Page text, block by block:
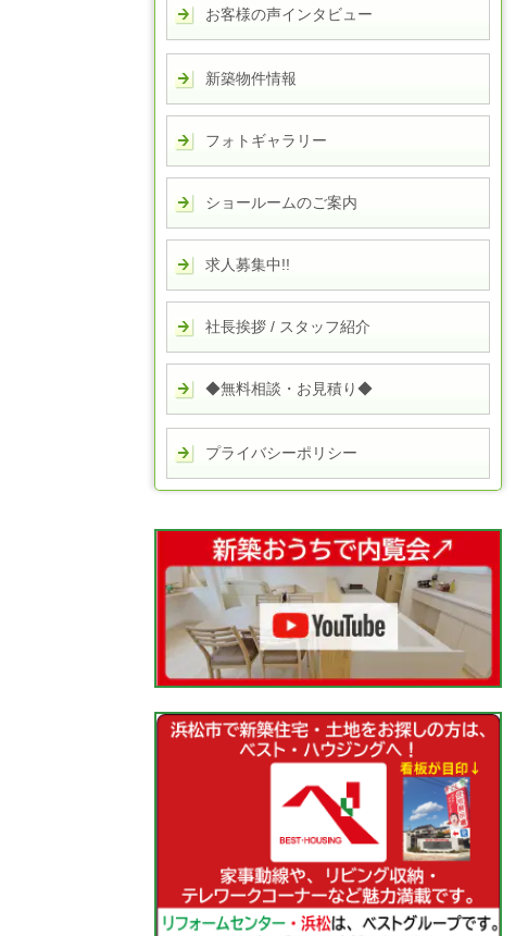
お客様の声インタビュー
新築物件情報
フォトギャラリー
ショールームのご案内
求人募集中!!
社長挨拶 / スタッフ紹介
◆無料相談・お見積り◆
プライバシーポリシー